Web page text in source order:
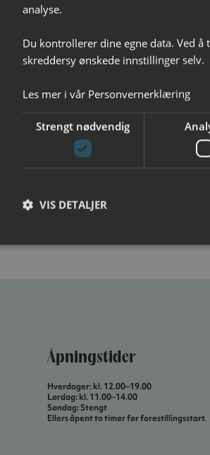
Gi gode minner i
Åpningstider
Hverdager: kl. 12.00–19.00
Lørdag: kl. 11.00–14.00
Søndag: Stengt
Ellers åpent to timer før forestillingsstart.
analyse.
Du kontrollerer dine egne data. Ved
skreddersy ønskede innstillinger selv.
Les mer i vår Personvernerklæring
Strengt nødvendig
VIS DETALJER